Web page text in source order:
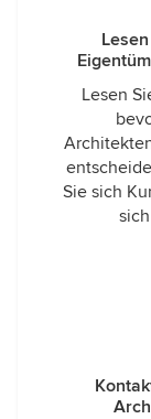
Lesen
Sie sich